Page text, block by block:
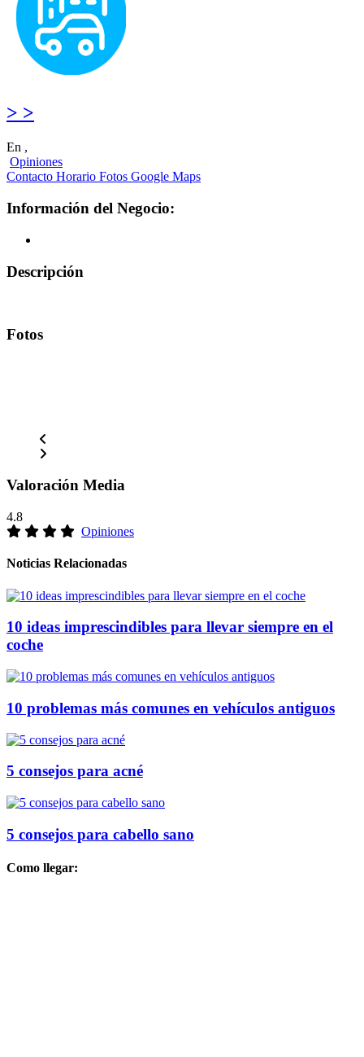
> >
En ,
Opiniones
Contacto Horario Fotos Google Maps
Información del Negocio:
Descripción
Fotos
Valoración Media
4.8
Opiniones
Noticias Relacionadas
10 ideas imprescindibles para llevar siempre en el
coche
10 problemas más comunes en vehículos antiguos
5 consejos para acné
5 consejos para cabello sano
Como llegar: